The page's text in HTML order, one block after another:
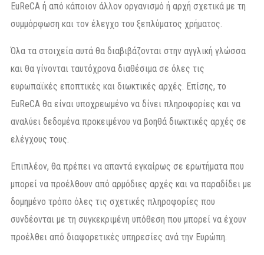
EuReCA ή από κάποιον άλλον οργανισμό ή αρχή σχετικά με τη
συμμόρφωση και τον έλεγχο του ξεπλύματος χρήματος.
Όλα τα στοιχεία αυτά θα διαβιβάζονται στην αγγλική γλώσσα
και θα γίνονται ταυτόχρονα διαθέσιμα σε όλες τις
ευρωπαϊκές εποπτικές και διωκτικές αρχές. Επίσης, το
EuReCA θα είναι υποχρεωμένο να δίνει πληροφορίες και να
αναλύει δεδομένα προκειμένου να βοηθά διωκτικές αρχές σε
ελέγχους τους.
Επιπλέον, θα πρέπει να απαντά εγκαίρως σε ερωτήματα που
μπορεί να προέλθουν από αρμόδιες αρχές και να παραδίδει με
δομημένο τρόπο όλες τις σχετικές πληροφορίες που
συνδέονται με τη συγκεκριμένη υπόθεση που μπορεί να έχουν
προέλθει από διαφορετικές υπηρεσίες ανά την Ευρώπη.